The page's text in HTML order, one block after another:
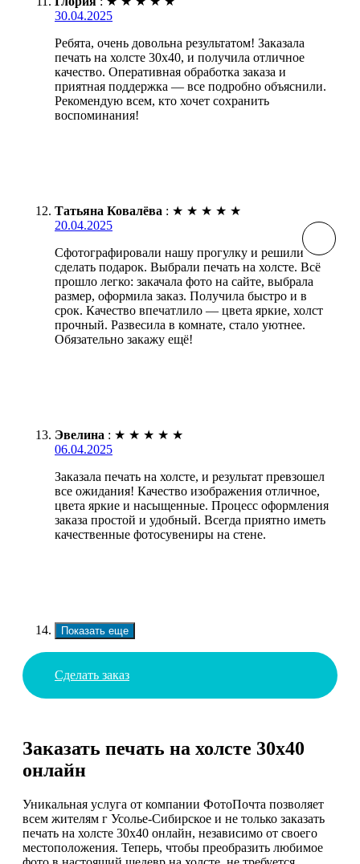
30.04.2025
Ребята, очень довольна результатом! Заказала
печать на холсте 30х40, и получила отличное
качество. Оперативная обработка заказа и
приятная поддержка — все подробно объяснили.
Рекомендую всем, кто хочет сохранить
воспоминания!
Татьяна Ковалёва : ★ ★ ★ ★ ★
20.04.2025
Сфотографировали нашу прогулку и решили
сделать подарок. Выбрали печать на холсте. Всё
прошло легко: закачала фото на сайте, выбрала
размер, оформила заказ. Получила быстро и в
срок. Качество впечатлило — цвета яркие, холст
прочный. Развесила в комнате, стало уютнее.
Обязательно закажу ещё!
Эвелина : ★ ★ ★ ★ ★
06.04.2025
Заказала печать на холсте, и результат превзошел
все ожидания! Качество изображения отличное,
цвета яркие и насыщенные. Процесс оформления
заказа простой и удобный. Всегда приятно иметь
качественные фотосувениры на стене.
Показать еще
Сделать заказ
Заказать печать на холсте 30х40
онлайн
Уникальная услуга от компании ФотоПочта позволяет
всем жителям г Усолье-Сибирское и не только заказать
печать на холсте 30х40 онлайн, независимо от своего
местоположения. Теперь, чтобы преобразить любимое